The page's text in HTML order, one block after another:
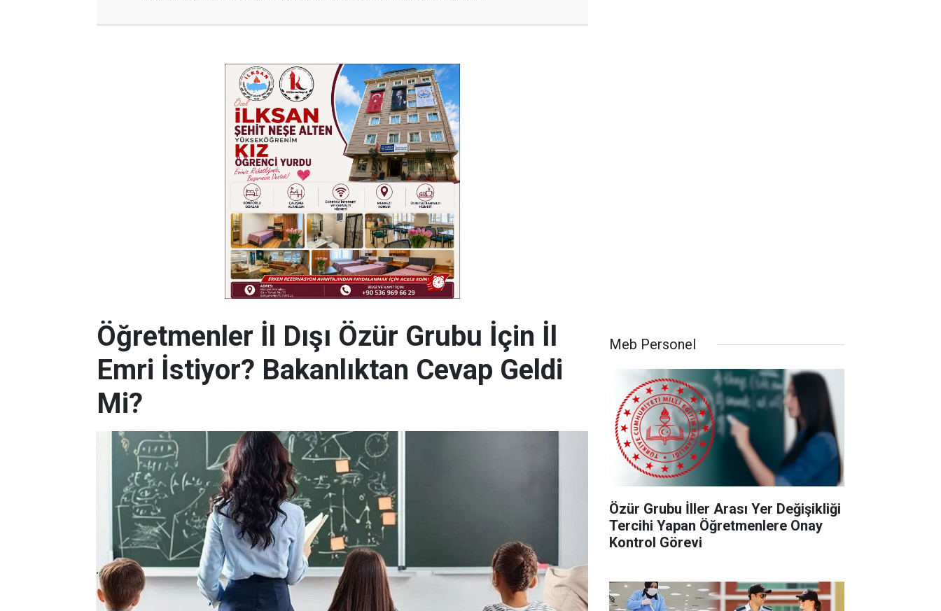
Öğretmenler İl Dışı Özür Grubu İçin İl
Emri İstiyor? Bakanlıktan Cevap Geldi
Mi?
Meb Personel
Özür Grubu İller Arası Yer Değişikliği
Tercihi Yapan Öğretmenlere Onay
Kontrol Görevi